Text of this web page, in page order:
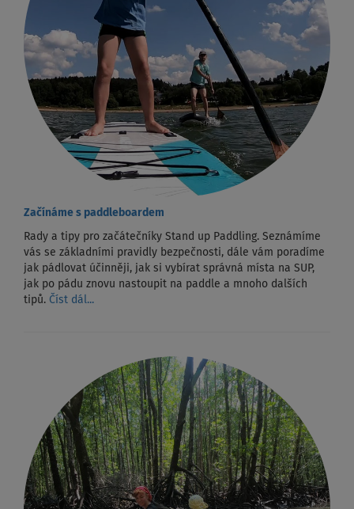
Začínáme s paddleboardem
Rady a tipy pro začátečníky Stand up Paddling. Seznámíme
vás se základními pravidly bezpečnosti, dále vám poradíme
jak pádlovat účinněji, jak si vybírat správná místa na SUP,
jak po pádu znovu nastoupit na paddle a mnoho dalších
tipů. Číst dál...